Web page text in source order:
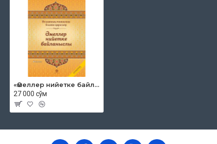
«Әмеллер нийетке байланыслы»
27 000 сўм